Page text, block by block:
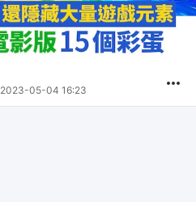
2023-05-04 16:23